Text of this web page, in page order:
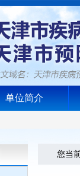
单位简介
您当前